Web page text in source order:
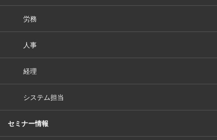
労務
人事
経理
システム担当
セミナー情報